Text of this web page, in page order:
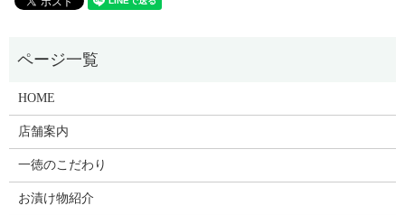
HOME
店舗案内
一徳のこだわり
お漬け物紹介